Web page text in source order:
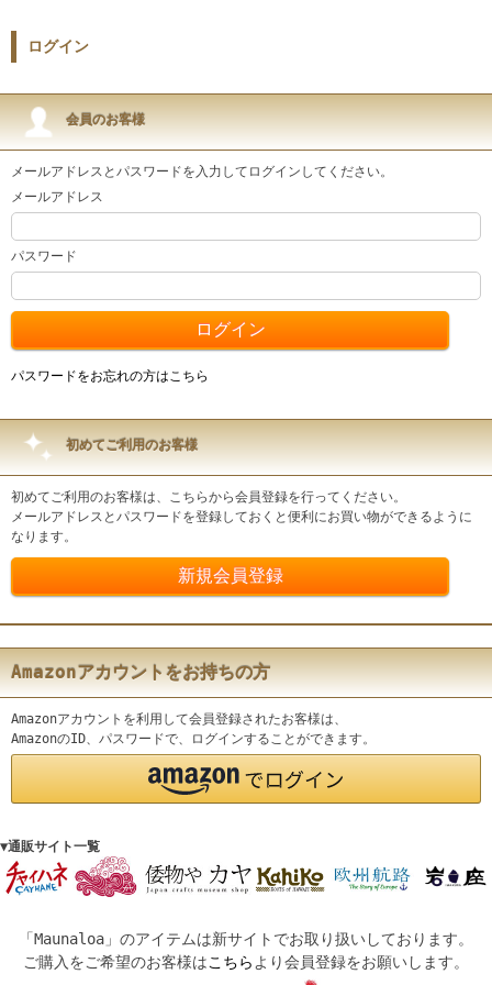
ログイン
会員のお客様
メールアドレスとパスワードを入力してログインしてください。
メールアドレス
パスワード
パスワードをお忘れの方はこちら
初めてご利用のお客様
初めてご利用のお客様は、こちらから会員登録を行ってください。
メールアドレスとパスワードを登録しておくと便利にお買い物ができるように
なります。
Amazonアカウントをお持ちの方
Amazonアカウントを利用して会員登録されたお客様は、
AmazonのID、パスワードで、ログインすることができます。
▼通販サイト一覧
「Maunaloa」のアイテムは新サイトでお取り扱いしております。
ご購入をご希望のお客様はこちら より会員登録をお願いします。